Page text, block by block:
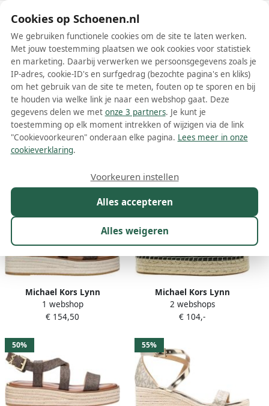
Schoenen.nl
Wis filters Alle filters
Michael Kors dames espadrilles
Meer lezen
Michael Kors Lynn
Signature Logo Platform
Espadrille
1 webshop
€ 154,50
Michael Kors Lynn
Espadrille
2 webshops
€ 104,-
50% 55%
Cookies op Schoenen.nl
We gebruiken functionele cookies om de site te laten werken.
Met jouw toestemming plaatsen we ook cookies voor statistiek
en marketing. Daarbij verwerken we persoonsgegevens zoals je
IP-adres, cookie-ID's en surfgedrag (bezochte pagina's en kliks)
om het gebruik van de site te meten, fouten op te sporen en bij
te houden via welke link je naar een webshop gaat. Deze
gegevens delen we met onze 3 partners. Je kunt je
toestemming op elk moment intrekken of wijzigen via de link
"Cookievoorkeuren" onderaan elke pagina. Lees meer in onze
cookieverklaring.
Alles accepteren
Alles weigeren
Voorkeuren instellen